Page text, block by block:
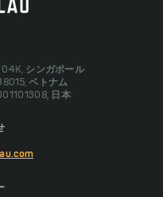
シンガポール
ベトナム
日本